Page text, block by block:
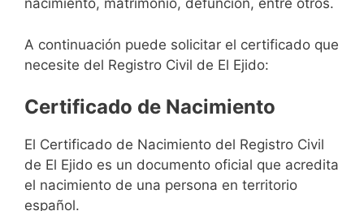
nacimiento, matrimonio, defunción, entre otros.
A continuación puede solicitar el certificado que
necesite del Registro Civil de El Ejido:
Certificado de Nacimiento
El Certificado de Nacimiento del Registro Civil
de El Ejido es un documento oficial que acredita
el nacimiento de una persona en territorio
español.